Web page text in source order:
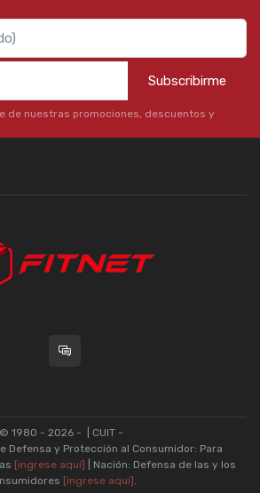
Subscribirme
de nuestras promociones, descuentos y
© 1980 - 2026 -
| CUIT -
Defensa y Protección al Consumidor: Para
[ingrese aquí]
| Nación: Defensa de las y los
[ingrese aquí] .